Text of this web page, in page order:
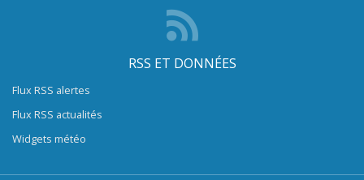
RSS ET DONNÉES
Flux RSS alertes
Flux RSS actualités
Widgets météo